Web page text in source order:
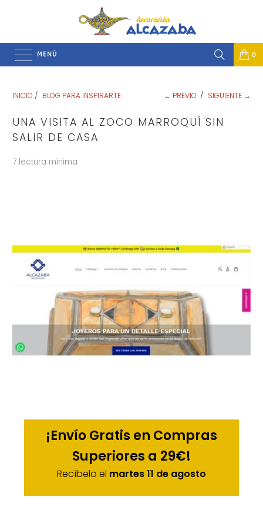
MENÚ 0
INICIO / BLOG PARA INSPIRARTE ← PREVIO / SIGUIENTE →
UNA VISITA AL ZOCO MARROQUÍ SIN
SALIR DE CASA
7 lectura mínima
¡Envío Gratis en Compras
Superiores a 29€!
Recíbelo el martes 11 de agosto